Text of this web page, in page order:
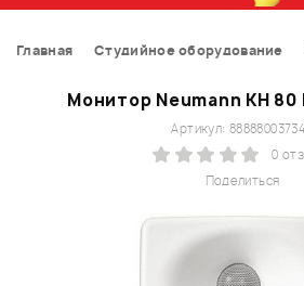
Главная Студийное оборудование
Монитор Neumann KH 80
Поделиться
Артикул:
0